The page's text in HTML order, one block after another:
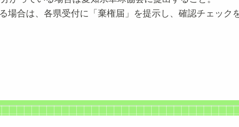
場合は、各県受付に「棄権届」を提示し、確認チェッ